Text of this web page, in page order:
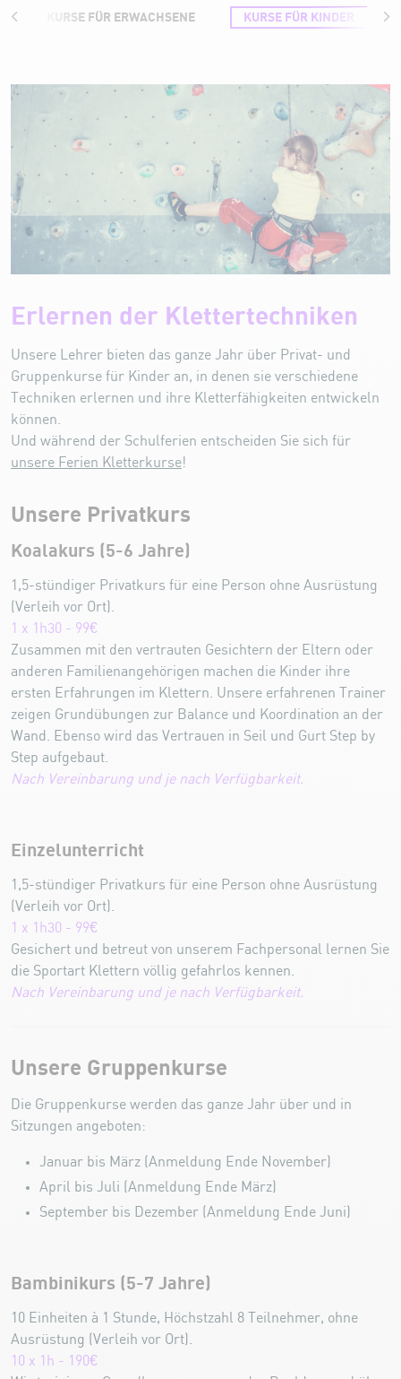
KURSE FÜR ERWACHSENE KURSE FÜR KINDER
Kurse für Kinder
Erlernen der Klettertechniken
Unsere Lehrer bieten das ganze Jahr über Privat- und
Gruppenkurse für Kinder an, in denen sie verschiedene
Techniken erlernen und ihre Kletterfähigkeiten entwickeln
können.
Und während der Schulferien entscheiden Sie sich für
unsere Ferien Kletterkurse!
Unsere Privatkurs
Koalakurs (5-6 Jahre)
1,5-stündiger Privatkurs für eine Person ohne Ausrüstung
(Verleih vor Ort).
1 x 1h30 - 99€
Zusammen mit den vertrauten Gesichtern der Eltern oder
anderen Familienangehörigen machen die Kinder ihre
ersten Erfahrungen im Klettern. Unsere erfahrenen Trainer
zeigen Grundübungen zur Balance und Koordination an der
Wand. Ebenso wird das Vertrauen in Seil und Gurt Step by
Step aufgebaut.
Nach Vereinbarung und je nach Verfügbarkeit.
Einzelunterricht
1,5-stündiger Privatkurs für eine Person ohne Ausrüstung
(Verleih vor Ort).
1 x 1h30 - 99€
Gesichert und betreut von unserem Fachpersonal lernen Sie
die Sportart Klettern völlig gefahrlos kennen.
Nach Vereinbarung und je nach Verfügbarkeit.
Unsere Gruppenkurse
Die Gruppenkurse werden das ganze Jahr über und in
Sitzungen angeboten:
Januar bis März (Anmeldung Ende November)
April bis Juli (Anmeldung Ende März)
September bis Dezember (Anmeldung Ende Juni)
Bambinikurs (5-7 Jahre)
10 Einheiten à 1 Stunde, Höchstzahl 8 Teilnehmer, ohne
Ausrüstung (Verleih vor Ort).
10 x 1h - 190€